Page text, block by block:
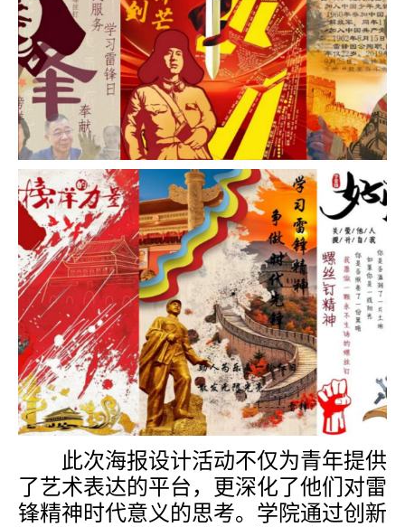
此次海报设计活动不仅为青年提供
了艺术表达的平台，更深化了他们对雷
锋精神时代意义的思考。学院通过创新